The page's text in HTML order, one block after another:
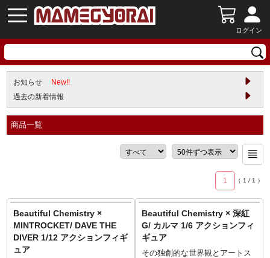
ログイン
お知らせ
New!!
過去の新着情報
商品一覧
1 （ 1 / 1 ）
Beautiful Chemistry ×
MINTROCKET/ DAVE THE
DIVER 1/12 アクションフィギ
ュア
Beautiful Chemistry × 深紅
G/ カルマ 1/6 アクションフィ
ギュア
その独創的な世界観とアートス